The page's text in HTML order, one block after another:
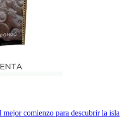
comienzo para descubrir la isla